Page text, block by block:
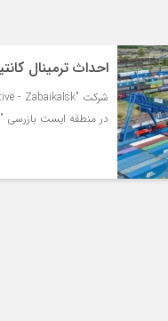
احداث ترمینال
در منطقه ایست بازرسی